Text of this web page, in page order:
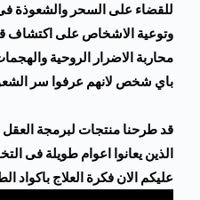
للقضاء على السحر والشعوذة
وتوعية الاشخاص على اكتشاف
محاربة الاضرار الروحية
باي شخص لانهم عرفوا سر
قد طرحنا منتجات لبرمجة
الذين يعانوا اعوام طويلة فى
عليكم الان فكرة العلاج باكواد